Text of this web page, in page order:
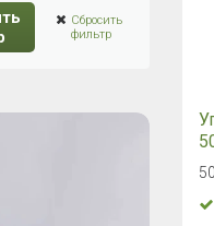
Сбросить
фильтр